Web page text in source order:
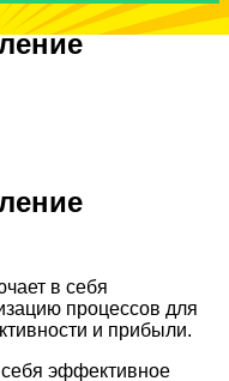
в себя
процессов для
и прибыли.
эффективное